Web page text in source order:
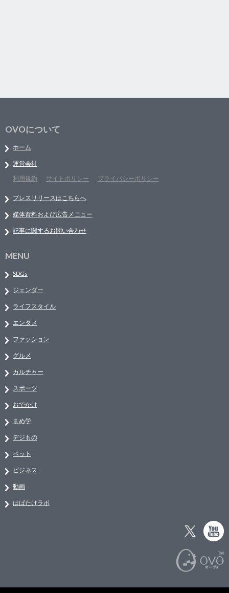
OVOについて
ホーム
運営会社
利用規約
サイトポリシー プライバシーポリシー
プレスリリースはこちらへ
媒体資料および広告メニュー
記事に関するお問い合わせ
MENU
SDGs
ジェンダー
ライフスタイル
エンタメ
ファッション
グルメ
カルチャー
スポーツ
おでかけ
まめ学
デジもの
ペット
ビジネス
動画
はばたけラボ